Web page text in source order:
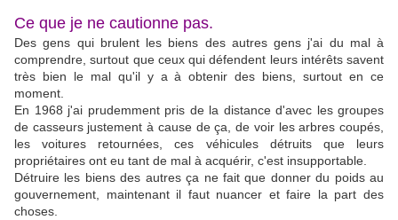
Ce que je ne cautionne pas.
Des gens qui brulent les biens des autres gens j'ai du mal à
comprendre, surtout que ceux qui défendent leurs intérêts savent
très bien le mal qu'il y a à obtenir des biens, surtout en ce
moment.
En 1968 j'ai prudemment pris de la distance d'avec les groupes
de casseurs justement à cause de ça, de voir les arbres coupés,
les voitures retournées, ces véhicules détruits que leurs
propriétaires ont eu tant de mal à acquérir, c'est insupportable.
Détruire les biens des autres ça ne fait que donner du poids au
gouvernement, maintenant il faut nuancer et faire la part des
choses.